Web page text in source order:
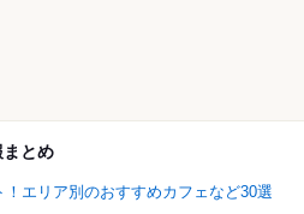
とめ
！エリア別のおすすめカフェなど30選